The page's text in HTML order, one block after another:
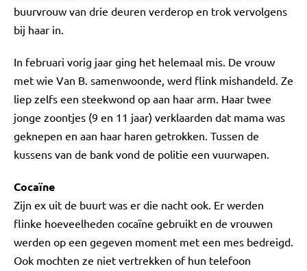
buurvrouw van drie deuren verderop en trok vervolgens
bij haar in.
In februari vorig jaar ging het helemaal mis. De vrouw
met wie Van B. samenwoonde, werd flink mishandeld. Ze
liep zelfs een steekwond op aan haar arm. Haar twee
jonge zoontjes (9 en 11 jaar) verklaarden dat mama was
geknepen en aan haar haren getrokken. Tussen de
kussens van de bank vond de politie een vuurwapen.
Cocaïne
Zijn ex uit de buurt was er die nacht ook. Er werden
flinke hoeveelheden cocaïne gebruikt en de vrouwen
werden op een gegeven moment met een mes bedreigd.
Ook mochten ze niet vertrekken of hun telefoon